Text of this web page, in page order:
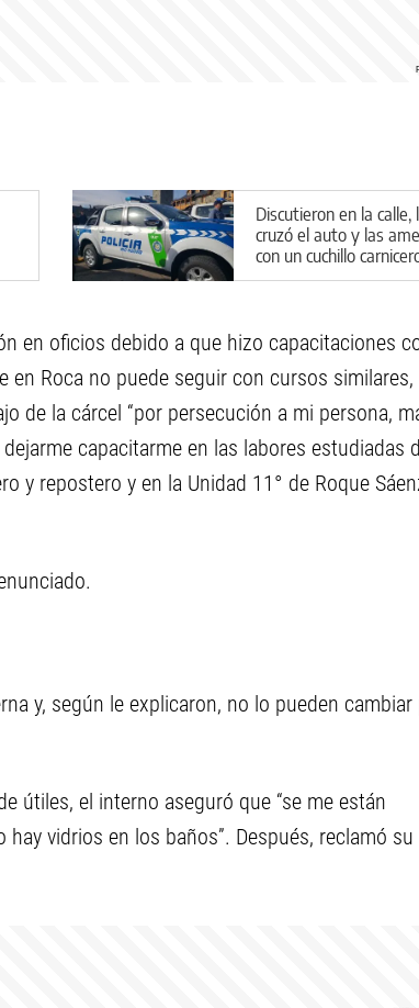
Discutieron en la calle,
cruzó el auto y las
con un cuchillo
en oficios debido a que hizo capacitaciones
en Roca no puede seguir con cursos similares,
de la cárcel “por persecución a mi persona,
capacitarme en las labores estudiadas
y repostero y en la Unidad 11° de Roque
y, según le explicaron, no lo pueden
útiles, el interno aseguró que “se me están
vidrios en los baños”. Después, reclamó su